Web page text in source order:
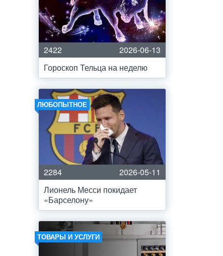
2422
2026-06-13
Гороскоп Тельца на неделю
ЛЮБОПЫТНОЕ
2284
2026-05-11
Лионель Месси покидает
«Барселону»
ТОВАРЫ И УСЛУГИ